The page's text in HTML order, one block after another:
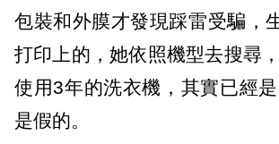
包裝和外膜才發現踩雷受騙，
打印上的，她依照機型去搜尋
使用3年的洗衣機，其實已經
是假的。